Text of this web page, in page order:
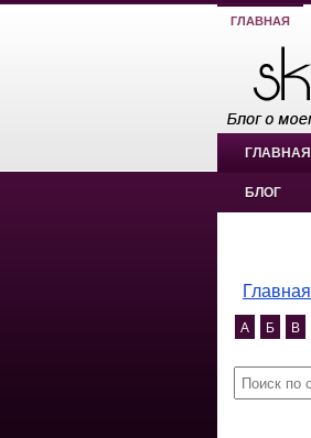
ГЛАВНАЯ
ГЛАВНАЯ
БЛОГ
Главная
А Б В